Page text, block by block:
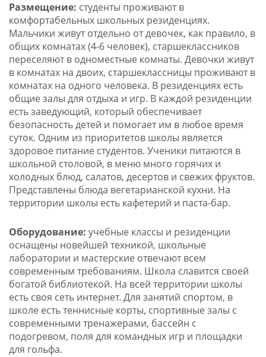
Размещение: студенты проживают в
комфортабельных школьных резиденциях.
Мальчики живут отдельно от девочек, как правило, в
общих комнатах (4-6 человек), старшеклассников
переселяют в одноместные комнаты. Девочки живут
в комнатах на двоих, старшеклассницы проживают в
комнатах на одного человека. В резиденциях есть
общие залы для отдыха и игр. В каждой резиденции
есть заведующий, который обеспечивает
безопасность детей и помогает им в любое время
суток. Одним из приоритетов школы является
здоровое питание студентов. Ученики питаются в
школьной столовой, в меню много горячих и
холодных блюд, салатов, десертов и свежих фруктов.
Представлены блюда вегетарианской кухни. На
территории школы есть кафетерий и паста-бар.
Оборудование: учебные классы и резиденции
оснащены новейшей техникой, школьные
лаборатории и мастерские отвечают всем
современным требованиям. Школа славится своей
богатой библиотекой. На всей территории школы
есть своя сеть интернет. Для занятий спортом, в
школе есть теннисные корты, спортивные залы с
современными тренажерами, бассейн с
подогревом, поля для командных игр и площадки
для гольфа.